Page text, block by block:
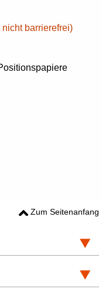
nicht barrierefrei)
Zum Seitenanfang